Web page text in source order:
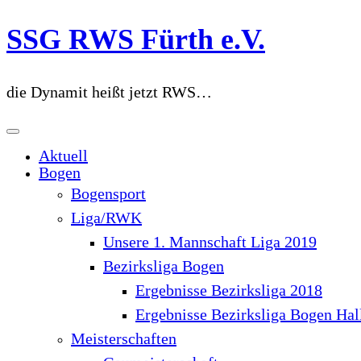
Zum
Inhalt
SSG RWS Fürth e.V.
die Dynamit heißt jetzt RWS…
Aktuell
Bogen
Bogensport
Liga/RWK
Unsere 1. Mannschaft Liga 2019
Bezirksliga Bogen
Ergebnisse Bezirksliga 2018
Ergebnisse Bezirksliga Bogen
Meisterschaften